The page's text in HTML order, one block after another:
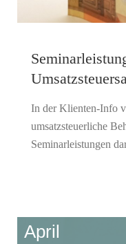
In der Klienten-Info
umsatzsteuerliche
Seminarleistungen
April